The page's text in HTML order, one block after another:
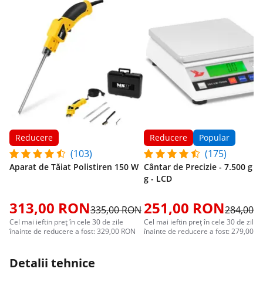
Reducere
(103)
Aparat de Tăiat Polistiren 150 W
313,00 RON335,00 RON
Cel mai ieftin preț în cele 30 de zile
înainte de reducere a fost: 329,00 RON
Reducere Popular
(175)
Cântar de Precizie - 7.500 g /
g - LCD
251,00 RON284,00
Cel mai ieftin preț în cele 30 de zile
înainte de reducere a fost: 279,00
Detalii tehnice